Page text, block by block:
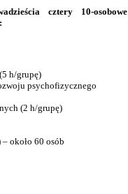
cztery 10-osobowe
h/grupę)
psychofizycznego
(2 h/grupę)
około 60 osób